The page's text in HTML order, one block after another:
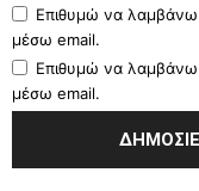
Επιθυμώ να λαμβάνω
μέσω email.
Επιθυμώ να λαμβάνω
μέσω email.